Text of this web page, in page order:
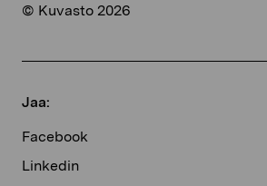
© Kuvasto 2026
Jaa:
Facebook
Linkedin